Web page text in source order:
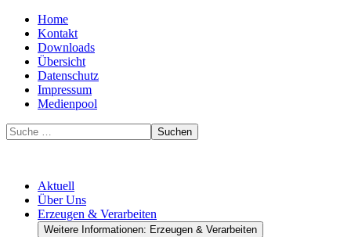
Home
Kontakt
Downloads
Übersicht
Datenschutz
Impressum
Medienpool
Suchen
Aktuell
Über Uns
Erzeugen & Verarbeiten
Weitere Informationen: Erzeugen & Verarbeiten